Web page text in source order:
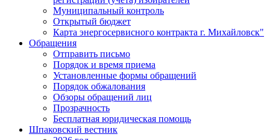
Муниципальный контроль
Открытый бюджет
Карта энергосервисного контракта г. Михайловск"
Обращения
Отправить письмо
Порядок и время приема
Установленные формы обращений
Порядок обжалования
Обзоры обращений лиц
Прозрачность
Бесплатная юридическая помощь
Шпаковский вестник